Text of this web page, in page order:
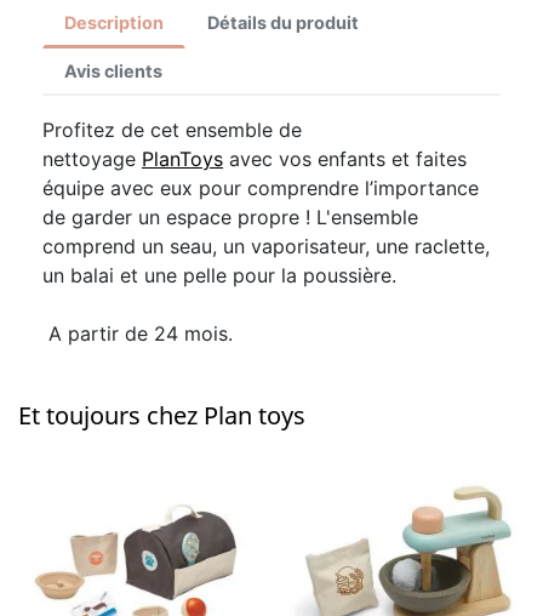
Description Détails du produit
Avis clients
Profitez de cet ensemble de
nettoyage PlanToys avec vos enfants et faites
équipe avec eux pour comprendre l’importance
de garder un espace propre ! L'ensemble
comprend un seau, un vaporisateur, une raclette,
un balai et une pelle pour la poussière.
A partir de 24 mois.
Et toujours chez Plan toys